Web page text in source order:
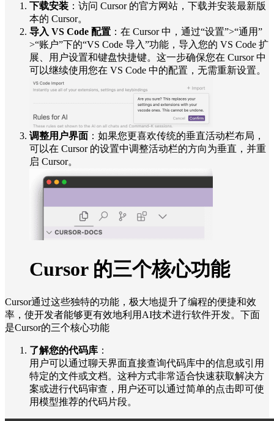
下载安装 ：访问 Cursor 的官方网站，下载并安装最新版
本的 Cursor。
导入 VS Code 配置 ：在 Cursor 中，通过“设置”>“通用”
>“账户”下的“VS Code 导入”功能，导入您的 VS Code 扩
展、用户设置和键盘快捷键。这一步确保您在 Cursor 中
可以继续使用您在 VS Code 中的配置，无需重新设置。
调整用户界面 ：如果您更喜欢传统的垂直活动栏布局，
可以在 Cursor 的设置中调整活动栏的方向为垂直，并重
启 Cursor。
Cursor 的三个核心功能
Cursor通过这些独特的功能，极大地提升了编程的便捷和效
率，使开发者能够更有效地利用AI技术进行软件开发。下面
是Cursor的三个核心功能
了解您的代码库 ：
用户可以通过聊天界面直接查询代码库中的信息或引用
特定的文件或文档。这种方式非常适合快速获取解决方
案或进行代码审查，用户还可以通过简单的点击即可使
用模型推荐的代码片段。